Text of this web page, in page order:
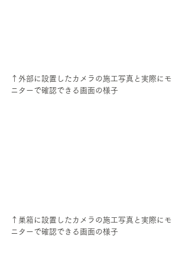
↑外部に設置したカメラの施工写真と実際にモ
ニターで確認できる画面の様子
↑巣箱に設置したカメラの施工写真と実際にモ
ニターで確認できる画面の様子